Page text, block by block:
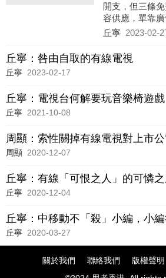
開支，但三條
容供應，單靠
丘寧 2023-02-
丘寧：咎由自取的有線電視
丘寧 2023-02-17
丘寧：電視台何解要玩音樂椅遊戲
丘寧 2021-10-08
周顯：索性關掉有線電視對上市公
周顯 2020-12-07
丘寧：有線「可恨之人」的可憐
丘寧 2020-12-04
丘寧：中移動不「殺」小編，小編
丘寧 2020-03-27
關於我們 聯絡我們 版權聲明